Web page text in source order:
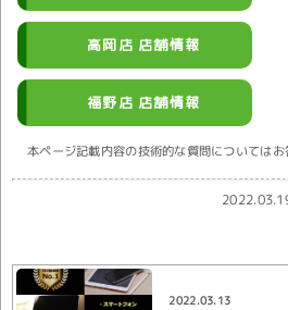
高岡店 店舗情報
福野店 店舗情報
本ページ記載内容の技術的な質問についてはお
2022.03.13